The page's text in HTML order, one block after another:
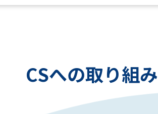
CSへの取り組み